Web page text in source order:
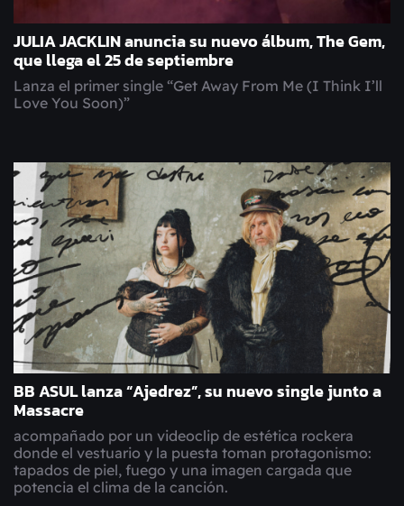
JULIA JACKLIN anuncia su nuevo álbum, The Gem,
que llega el 25 de septiembre
Lanza el primer single “Get Away From Me (I Think I’ll
Love You Soon)”
BB ASUL lanza “Ajedrez”, su nuevo single junto a
Massacre
acompañado por un videoclip de estética rockera
donde el vestuario y la puesta toman protagonismo:
tapados de piel, fuego y una imagen cargada que
potencia el clima de la canción.